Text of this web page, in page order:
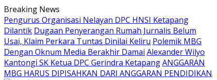
Langsung
ke
konten
Breaking News
Pengurus Organisasi Nelayan DPC HNSI Ketapang
Dilantik Dugaan Penyerangan Rumah Jurnalis Belum
Usai, Klaim Perkara Tuntas Dinilai Keliru Polemik MBG
Dengan Oknum Media Berakhir Damai Alexander Wilyo
Kantongi SK Ketua DPC Gerindra KetapangANGGARAN
MBG HARUS DIPISAHKAN DARI ANGGARAN PENDIDIKAN